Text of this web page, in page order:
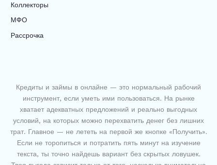
Коллекторы
МФО
Рассрочка
Кредиты и займы в онлайне — это нормальный рабочий
инструмент, если уметь ими пользоваться. На рынке
хватает адекватных предложений и реально выгодных
условий, на которых можно перехватить денег без лишних
трат. Главное — не лететь на первой же кнопке «Получить».
Если не торопиться и потратить пять минут на изучение
текста, ты точно найдешь вариант без скрытых ловушек.